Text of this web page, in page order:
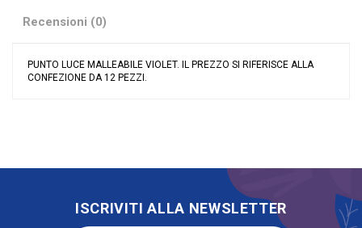
Recensioni (0)
PUNTO LUCE MALLEABILE VIOLET. IL PREZZO SI RIFERISCE ALLA
CONFEZIONE DA 12 PEZZI.
ISCRIVITI ALLA NEWSLETTER